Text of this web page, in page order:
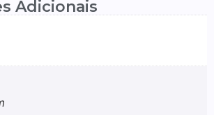
Adicionais